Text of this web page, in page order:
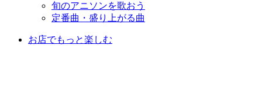
旬のアニソンを歌おう
定番曲・盛り上がる曲
お店でもっと楽しむ